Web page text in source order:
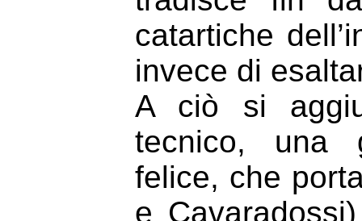
catartiche
invece di
A ciò si
tecnico, una
felice, che
e